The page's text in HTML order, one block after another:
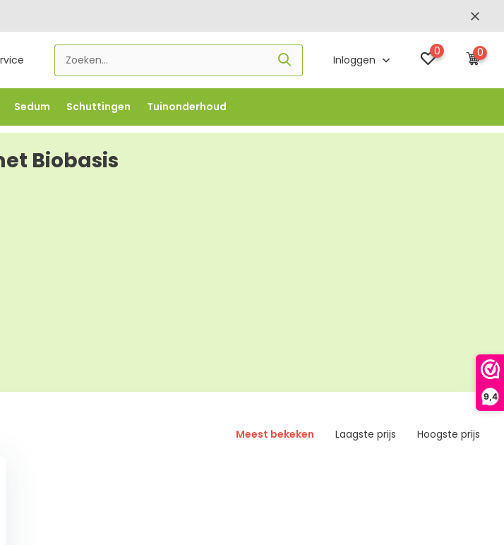
9,4
Inloggen
0 0
Sedum Schuttingen Tuinonderhoud
€500 -FLOWBO500 -7,5% vanaf €1000 -
Biobasis
Meest bekeken Laagste prijs Hoogste prijs